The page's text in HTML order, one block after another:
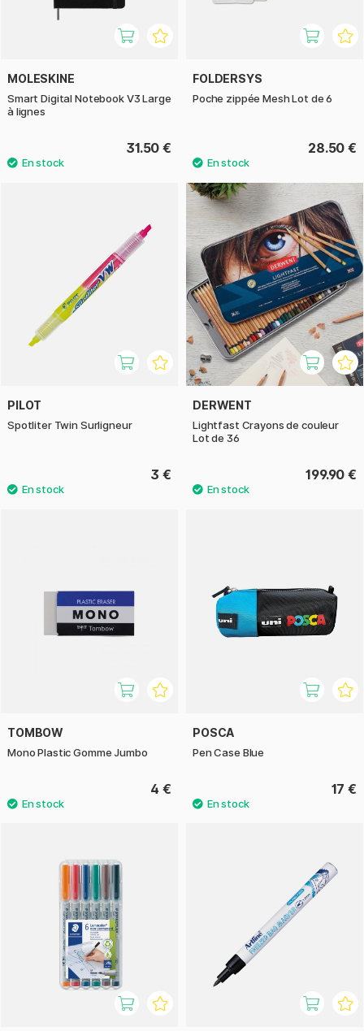
MOLESKINE
Smart Digital Notebook V3 Large
à lignes
31.50 €
FOLDERSYS
Poche zippée Mesh Lot de 6
28.50 €
PILOT
Spotliter Twin Surligneur
3 €
DERWENT
Lightfast Crayons de couleur
Lot de 36
199.90 €
TOMBOW
Mono Plastic Gomme Jumbo
4 €
POSCA
Pen Case Blue
17 €